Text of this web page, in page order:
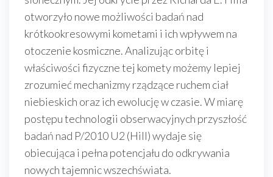
otworzyło nowe możliwości badań nad
krótkookresowymi kometami i ich wpływem na
otoczenie kosmiczne. Analizując orbitę i
właściwości fizyczne tej komety możemy lepiej
zrozumieć mechanizmy rządzące ruchem ciał
niebieskich oraz ich ewolucję w czasie. W miarę
postępu technologii obserwacyjnych przyszłość
badań nad P/2010 U2 (Hill) wydaje się
obiecująca i pełna potencjału do odkrywania
nowych tajemnic wszechświata.